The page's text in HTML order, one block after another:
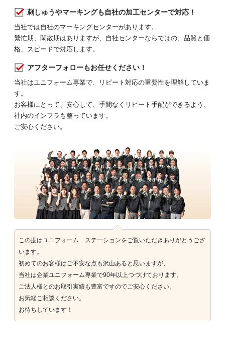
刺しゅうやマーキングも自社の加工センターで対応！
当社では自社のマーキングセンターがあります。
繁忙期、閑散期はありますが、自社センターならではの、品質と価
格、スピードで対応します。
アフターフォローもお任せください！
当社はユニフォーム専業で、リピート対応の重要性を理解していま
す。
お客様にとって、安心して、手間なくリピート手配ができるよう、
社内のインフラも整っています。
ご安心ください。
この度はユニフォーム ステーションをご覧いただきありがとうござ
います。
初めてのお客様はご不安な点も沢山あると思いますが、
当社は企業ユニフォーム専業で90年以上つづけております。
ご法人様とのお取引実績も豊富ですのでご安心ください。
お気軽ご相談ください。
お待ちしています！